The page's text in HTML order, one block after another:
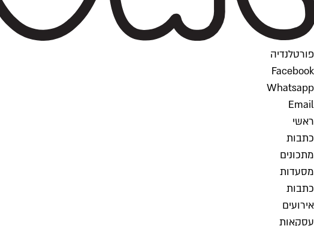
פורטלנדיה
Facebook
Whatsapp
Email
ראשי
כתבות
מתכונים
מסעדות
כתבות
אירועים
עסקאות